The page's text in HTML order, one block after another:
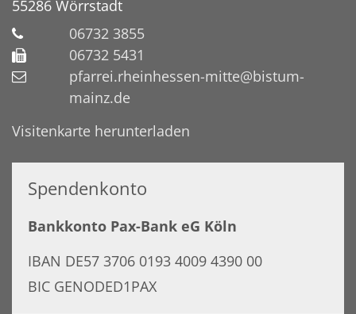
55286 Wörrstadt
06732 3855
06732 5431
pfarrei.rheinhessen-mitte@bistum-
mainz.de
Visitenkarte herunterladen
Spendenkonto
Bankkonto Pax-Bank eG Köln
IBAN DE57 3706 0193 4009 4390 00
BIC GENODED1PAX